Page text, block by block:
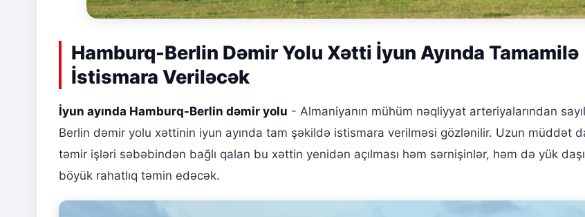
Hamburq-Berlin Dəmir Yolu Xətti İyun Ayında Tamamilə
İstismara Veriləcək
İyun ayında Hamburq-Berlin dəmir yolu - Almaniyanın mühüm nəqliyyat arteriyalarından
Berlin dəmir yolu xəttinin iyun ayında tam şəkildə istismara verilməsi gözlənilir. Uzun müddət
təmir işləri səbəbindən bağlı qalan bu xəttin yenidən açılması həm sərnişinlər, həm də yük
böyük rahatlıq təmin edəcək.